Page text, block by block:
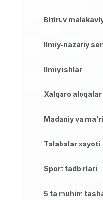
Bitiruv
Ilmiy-nazariy
Ilmiy ishlar
Xalqaro aloqalar
Madaniy va
Talabalar xayoti
Sport tadbirlari
5 ta muhim